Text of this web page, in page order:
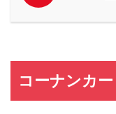
コーナンカ